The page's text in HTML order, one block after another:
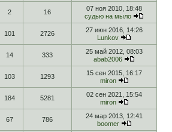
2 16
07 ноя 2010, 18:48
судью на мыло
101 2726
27 июн 2016, 14:26
Lunkov
14 333
25 май 2012, 08:03
abab2006
103 1293
15 сен 2015, 16:17
miron
184 5281
02 сен 2021, 15:54
miron
67 786
24 мар 2013, 12:41
boomer